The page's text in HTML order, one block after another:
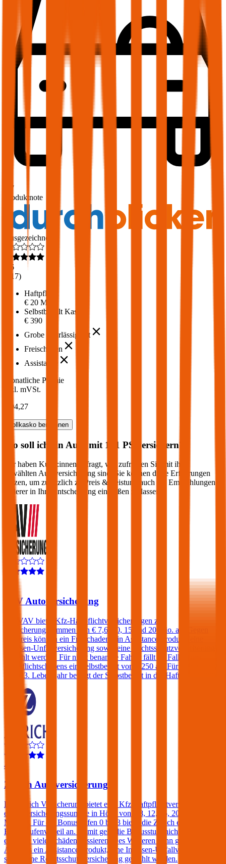
1,7
Produktnote
Ausgezeichnet
4,6
217)
Haftpflicht
€ 20 Mio.
Selbstbehalt Kasko
€ 390
Grobe Fahrlässigkeit
Freischaden
Assistance
Monatliche Prämie
inkl. mVSt.
€ 94,27
Vollkasko berechnen
Wo soll ich ein Auto mit 101 PS versichern?
Wir haben Kund:innen befragt, wie zufrieden Sie mit ihrer
gewählten Autoversicherung sind. Sie können diese Erfahrungen
nutzen, um zusätzlich zu Preis & Leistung auch die Empfehlungen
anderer in Ihre Entscheidung einfließen zu lassen:
VAV Autoversicherung
Die VAV bietet Kfz-Haftpflichtversicherungen zu
Versicherungssummen von € 7,6, 10, 15 und 20 Mio. an. Gegen
Aufpreis können ein Freischaden, ein Assistance-Produkt, eine
Insassen-Unfallversicherung sowie eine Rechtsschutzversicherung
gewählt werden. Für nicht benannte Fahrer fällt im Falle eines
Haftpflichtschadens ein Selbstbehalt von € 250 an. Für Fahrer unter
dem 23. Lebensjahr beträgt der Selbstbehalt in der Haftpflicht 400€.
4,2
Zurich Autoversicherung
Die Zurich Versicherung bietet eine Kfz-Haftpflichtversicherung mit
einer Versicherungssumme in Höhe von € 8, 12, 15, 20 oder 25
Mio. an. Für die Bonusstufen 0 bis 3 bietet die Zurich einen
Bonusstufenvorteil an. Damit geht die Bonusstufe nicht verloren,
egal wie viele Schäden passieren. Des Weiteren kann gegen einen
Aufpreis ein Assistance-Produkt, eine Insassen-Unfallversicherung
sowie eine Rechtsschutzversicherung gewählt werden.